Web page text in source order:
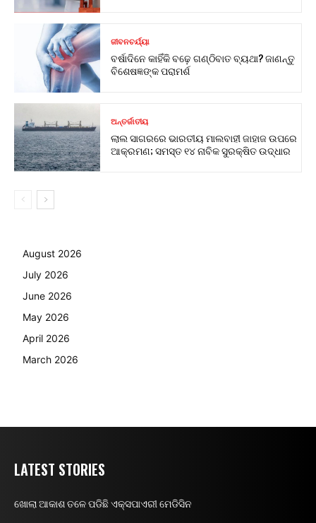
ଜୀବନଚର୍ଯ୍ୟା
ବର୍ଷାଦିନେ କାହିଁକି ବଢ଼େ ଗଣ୍ଠିବାତ ବ୍ୟଥା? ଜାଣନ୍ତୁ
ବିଶେଷଜ୍ଞଙ୍କ ପରାମର୍ଶ
ଅନ୍ତର୍ଜାତୀୟ
ଲାଲ ସାଗରରେ ଭାରତୀୟ ମାଲବାହୀ ଜାହାଜ ଉପରେ
ଆକ୍ରମଣ; ସମସ୍ତ ୧୪ ନାବିକ ସୁରକ୍ଷିତ ଉଦ୍ଧାର
August 2026
July 2026
June 2026
May 2026
April 2026
March 2026
LATEST STORIES
ଖୋଲା ଆକାଶ ତଳେ ପଡିଛି ଏକ୍ସପାଏରୀ ମେଡିସିନ